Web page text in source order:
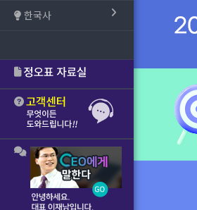
한국사